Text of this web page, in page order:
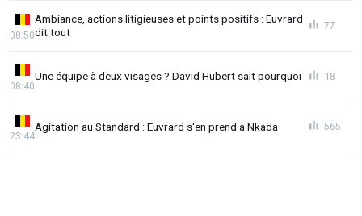
Ambiance, actions litigieuses et points positifs : Euvrard
dit tout
08:50
77
Une équipe à deux visages ? David Hubert sait pourquoi
08:40
18
Agitation au Standard : Euvrard s'en prend à Nkada
23:44
565